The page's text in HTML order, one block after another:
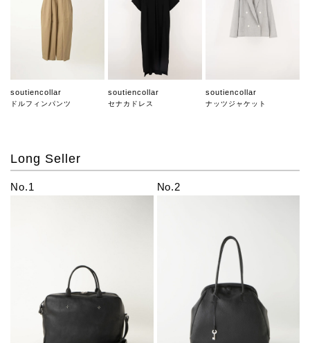
soutiencollar
ドルフィンパンツ
soutiencollar
セナカドレス
soutiencollar
ナッツジャケット
Long Seller
No.1 No.2